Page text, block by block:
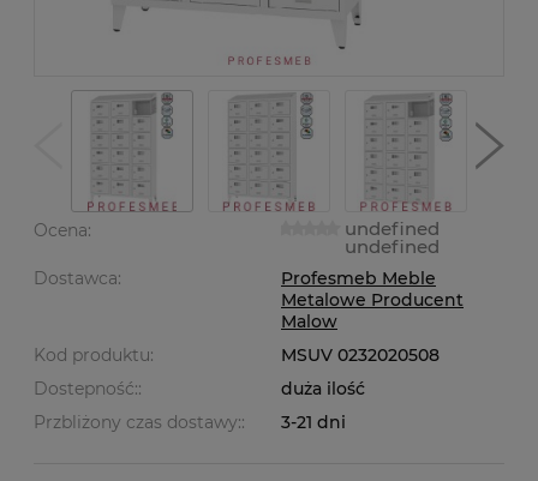
Ocena: undefined
undefined
Dostawca:
Profesmeb Meble
Metalowe Producent
Malow
Kod produktu:
MSUV 0232020508
Dostepność::
duża ilość
Przbliżony czas dostawy::
3-21 dni